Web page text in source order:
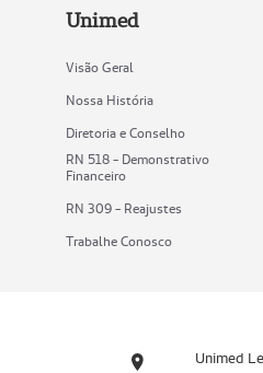
Unimed
Visão Geral
Nossa História
Diretoria e Conselho
RN 518 - Demonstrativo
Financeiro
RN 309 - Reajustes
Trabalhe Conosco
Unimed